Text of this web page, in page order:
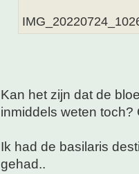
Kan het zijn dat de
inmiddels weten
Ik had de basilaris
gehad..